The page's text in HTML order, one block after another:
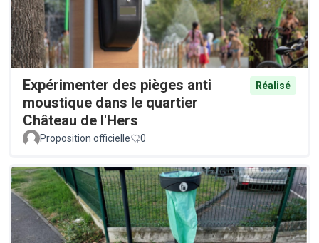
Expérimenter des pièges anti
moustique dans le quartier
Château de l'Hers
Réalisé
Proposition officielle 0